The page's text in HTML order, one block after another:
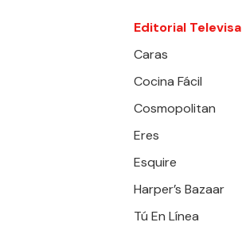
Editorial Televisa
Caras
Cocina Fácil
Cosmopolitan
Eres
Esquire
Harper’s Bazaar
Tú En Línea